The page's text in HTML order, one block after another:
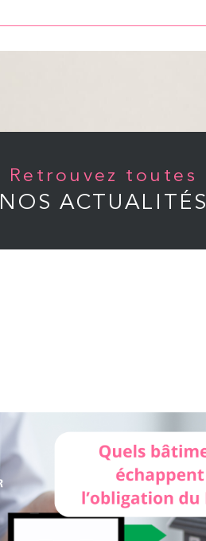
Retrouvez toutes
NOS ACTUALITÉS